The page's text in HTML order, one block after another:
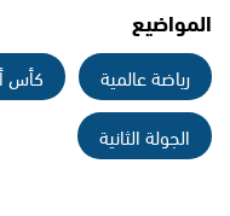
المواضيع
رياضة عالمية كأس
الجولة الثانية